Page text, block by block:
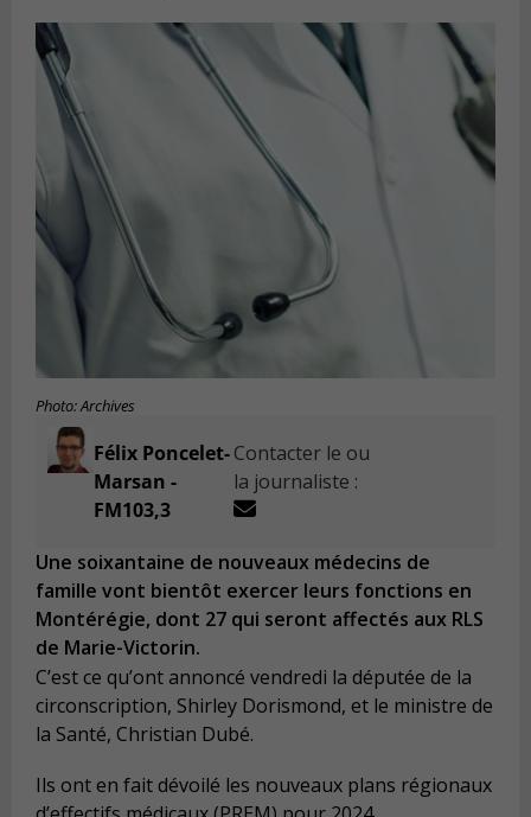
Photo: Archives
Félix Poncelet-
Marsan -
FM103,3
Contacter le ou
la journaliste :
Une soixantaine de nouveaux médecins de
famille vont bientôt exercer leurs fonctions en
Montérégie, dont 27 qui seront affectés aux RLS
de Marie-Victorin.
C’est ce qu’ont annoncé vendredi la députée de la
circonscription, Shirley Dorismond, et le ministre de
la Santé, Christian Dubé.
Ils ont en fait dévoilé les nouveaux plans régionaux